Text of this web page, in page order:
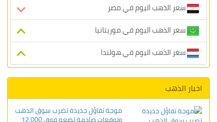
سعر الذهب اليوم في مصر
سعر الذهب اليوم في موريتانيا
سعر الذهب اليوم في هولندا
اخبار الذهب
موجة تفاؤل جديدة تضرب سوق الذهب